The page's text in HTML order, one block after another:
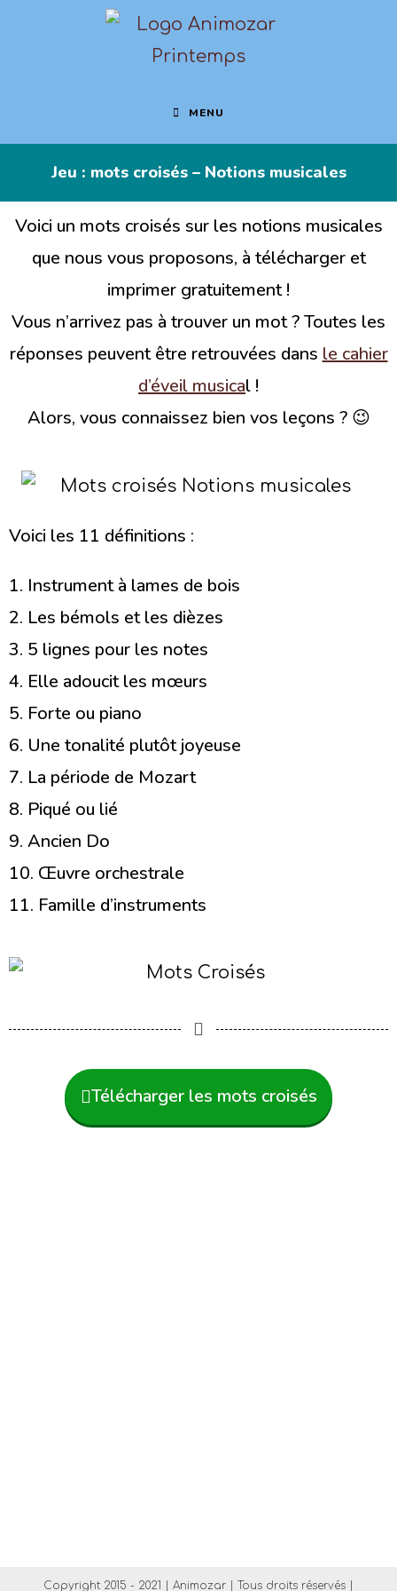
MENU
Jeu : mots croisés – Notions musicales
Voici un mots croisés sur les notions musicales
que nous vous proposons, à télécharger et
imprimer gratuitement !
Vous n’arrivez pas à trouver un mot ? Toutes les
réponses peuvent être retrouvées dans le cahier
d’éveil musical !
Alors, vous connaissez bien vos leçons ? 😉
Voici les 11 définitions :
1. Instrument à lames de bois
2. Les bémols et les dièzes
3. 5 lignes pour les notes
4. Elle adoucit les mœurs
5. Forte ou piano
6. Une tonalité plutôt joyeuse
7. La période de Mozart
8. Piqué ou lié
9. Ancien Do
10. Œuvre orchestrale
11. Famille d’instruments
Télécharger les mots croisés
Copyright 2015 - 2021 | Animozar | Tous droits réservés |